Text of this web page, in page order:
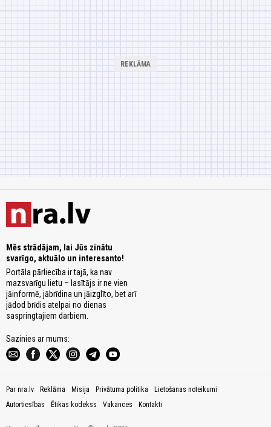
Mēs strādājam, lai Jūs zinātu
svarīgo, aktuālo un interesanto!
Portāla pārliecība ir tajā, ka nav
mazsvarīgu lietu – lasītājs ir ne vien
jāinformē, jābrīdina un jāizglīto, bet arī
jādod brīdis atelpai no dienas
saspringtajiem darbiem.
Sazinies ar mums:
Par nra.lv Reklāma Misija Privātuma politika
Lietošanas noteikumi
Autortiesības
Ētikas kodekss Vakances Kontakti